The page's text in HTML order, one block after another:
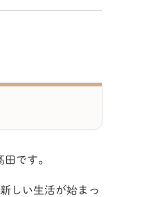
です。
しい生活が始まっ